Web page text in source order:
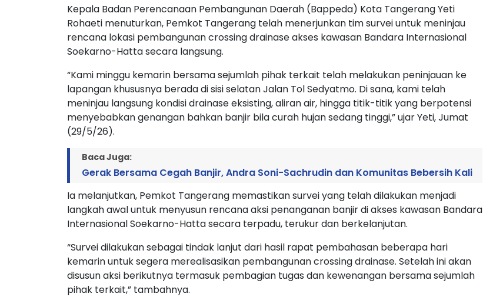
Kepala Badan Perencanaan Pembangunan Daerah (Bappeda) Kota Tangerang Yeti
Rohaeti menuturkan, Pemkot Tangerang telah menerjunkan tim survei untuk meninjau
rencana lokasi pembangunan crossing drainase akses kawasan Bandara Internasional
Soekarno-Hatta secara langsung.
“Kami minggu kemarin bersama sejumlah pihak terkait telah melakukan peninjauan ke
lapangan khususnya berada di sisi selatan Jalan Tol Sedyatmo. Di sana, kami telah
meninjau langsung kondisi drainase eksisting, aliran air, hingga titik-titik yang berpotensi
menyebabkan genangan bahkan banjir bila curah hujan sedang tinggi,” ujar Yeti, Jumat
(29/5/26).
Baca Juga:
Gerak Bersama Cegah Banjir, Andra Soni-Sachrudin dan Komunitas Bebersih Kali
Ia melanjutkan, Pemkot Tangerang memastikan survei yang telah dilakukan menjadi
langkah awal untuk menyusun rencana aksi penanganan banjir di akses kawasan Bandara
Internasional Soekarno-Hatta secara terpadu, terukur dan berkelanjutan.
“Survei dilakukan sebagai tindak lanjut dari hasil rapat pembahasan beberapa hari
kemarin untuk segera merealisasikan pembangunan crossing drainase. Setelah ini akan
disusun aksi berikutnya termasuk pembagian tugas dan kewenangan bersama sejumlah
pihak terkait,” tambahnya.